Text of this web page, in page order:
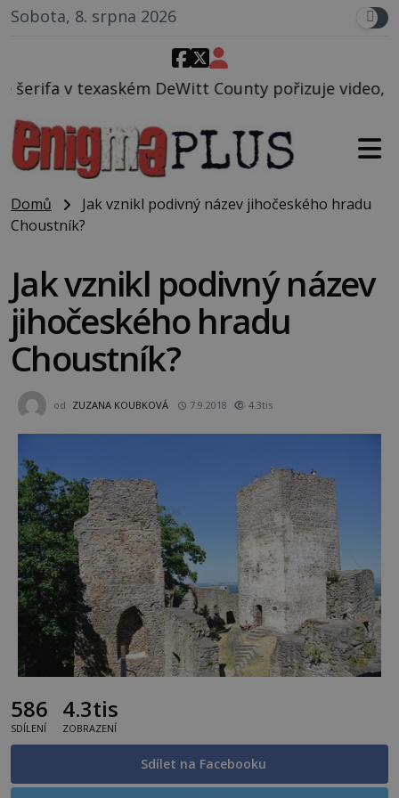
Sobota, 8. srpna 2026
County pořizuje video, na kterém před jeho
Domů
Jak vznikl podivný název jihočeského hradu
Choustník?
Jak vznikl podivný název
jihočeského hradu
Choustník?
od ZUZANA KOUBKOVÁ 7.9.2018 4.3tis
586
SDÍLENÍ
4.3tis
ZOBRAZENÍ
Sdílet na Facebooku